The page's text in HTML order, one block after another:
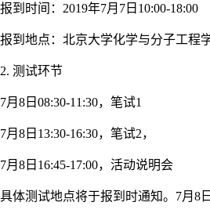
报到时间：2019年7月7日10:00-18:00
报到地点：北京大学化学与分子工程
2. 测试环节
7月8日08:30-11:30，笔试1
7月8日13:30-16:30，笔试2，
7月8日16:45-17:00，活动说明会
具体测试地点将于报到时通知。7月8